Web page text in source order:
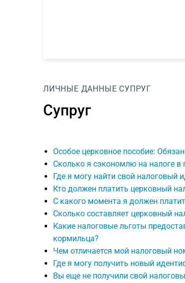
ЛИЧНЫЕ ДАННЫЕ СУПРУГ
Супруг
Особое церковное пособие:
Сколько я сэкономлю на налоге в
Где я могу найти свой налоговый
Кто должен платить церковный
С какого момента я должен
Сколько составляет церковный
Какие налоговые льготы
кормильца?
Чем отличается мой налоговый
Где я могу получить новый
Вы еще не получили свой